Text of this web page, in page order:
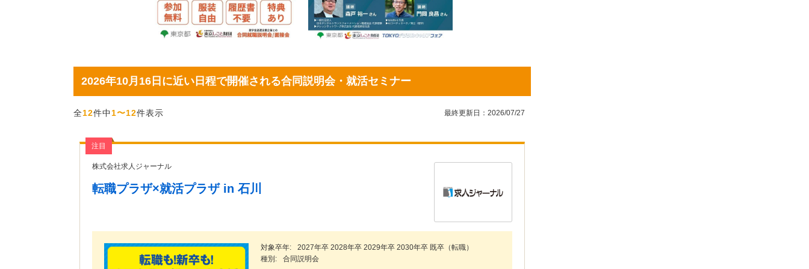
2026年10月16日に近い日程で開催される合同説明会・就活セミナー
全12件中 1〜12件表示 最終更新日：2026/07/27
注目
株式会社求人ジャーナル
転職プラザ×就活プラザ in 石川
対象卒年:
2027年卒 2028年卒 2029年卒 2030年卒 既卒（転職）
種別:
合同説明会